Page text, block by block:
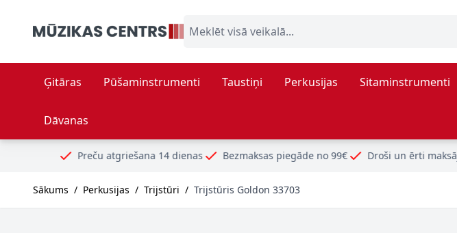
Meklēt visā veikalā...
Ģitāras Pūšaminstrumenti Taustiņi Perkusijas Sitaminstrumenti
Dāvanas
Preču atgriešana 14 dienas Bezmaksas piegāde no 99€ Droši un ērti maksājumu veidi
Sākums / Perkusijas / Trijstūri / Trijstūris Goldon 33703